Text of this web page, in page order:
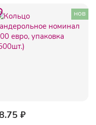
нов
₽